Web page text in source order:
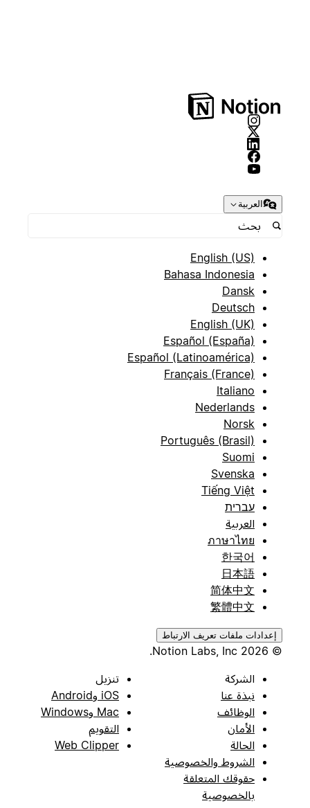
العربية
English (US)
Bahasa Indonesia
Dansk
Deutsch
English (UK)
Español (España)
Español (Latinoamérica)
Français (France)
Italiano
Nederlands
Norsk
Português (Brasil)
Suomi
Svenska
Tiếng Việt
עברית
العربية
ภาษาไทย
한국어
日本語
简体中文
繁體中文
إعدادات ملفات تعريف الارتباط
© 2026 Notion Labs, Inc.
الشركة
نبذة عنا
الوظائف
الأمان
الحالة
الشروط والخصوصية
حقوقك المتعلقة
بالخصوصية
تنزيل
iOS وAndroid
Mac وWindows
التقويم
Web Clipper